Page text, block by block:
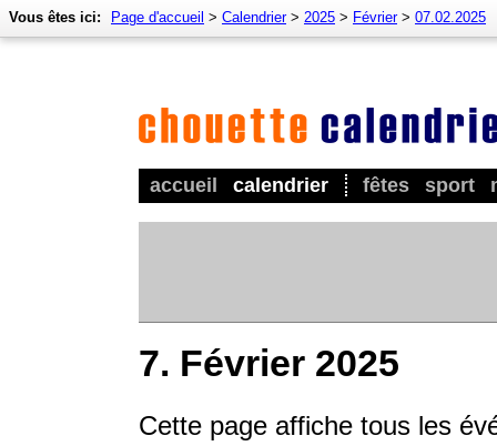
accueil calendrier fêtes sport
Vous êtes ici: Page d'accueil > Calendrier> 2025 > Février> 07.02.2025
7. Février 2025
Cette page affiche tous les